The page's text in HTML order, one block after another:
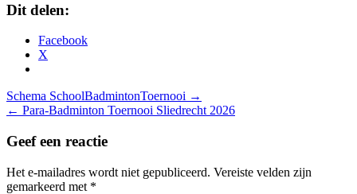
Dit delen:
Facebook
X
Bericht
navigatie
Schema SchoolBadmintonToernooi →
← Para-Badminton Toernooi Sliedrecht 2026
Geef een reactie
Het e-mailadres wordt niet gepubliceerd. Vereiste velden zijn
gemarkeerd met *